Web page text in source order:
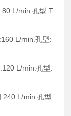
L/min.孔型:T
L/min.孔型:
L/min.孔型:
L/min.孔型: